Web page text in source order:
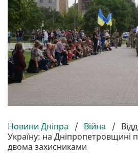
Новини Дніпра / Війна /
Україну: на Дніпропетровщині
двома захисниками